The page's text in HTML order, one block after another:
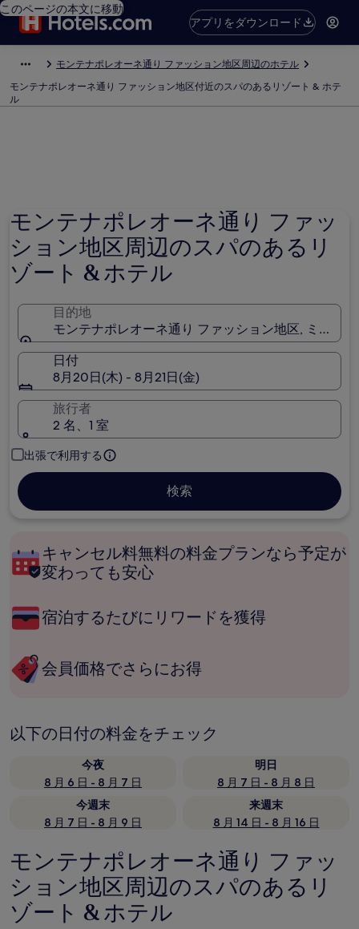
このページの本文に移動
アプリをダウンロード
モンテナポレオーネ通り ファッション地区周辺のホテル
モンテナポレオーネ通り ファッション地区付近のスパのあるリゾート & ホテ
ル
モンテナポレオーネ通り ファッ
ション地区周辺のスパのあるリ
ゾート & ホテル
目的地
モンテナポレオーネ通り ファッション地区, ミラノ,
日付
8月20日(木) - 8月21日(金)
旅行者
2 名、1 室
出張で利用する
検索
キャンセル料無料の料金プランなら予定が
変わっても安心
宿泊するたびにリワードを獲得
会員価格でさらにお得
以下の日付の料金をチェック
今夜
8 月 6 日 - 8 月 7 日
明日
8 月 7 日 - 8 月 8 日
今週末
8 月 7 日 - 8 月 9 日
来週末
8 月 14 日 - 8 月 16 日
モンテナポレオーネ通り ファッ
ション地区周辺のスパのあるリ
ゾート & ホテル